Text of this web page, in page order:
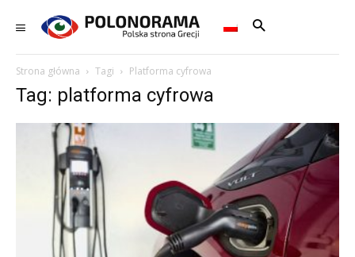
Strona główna Tagi Platforma cyfrowa
Tag: platforma cyfrowa